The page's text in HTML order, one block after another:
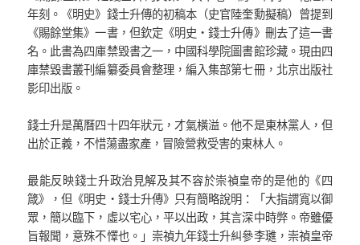
年刻。《明史》錢士升傳的初稿本（史官陸奎勳擬稿）曾提到
《賜餘堂集》一書，但欽定《明史‧錢士升傳》刪去了這一書
名。此書為四庫禁毀書之一，中國科學院圖書館珍藏。現由四
庫禁毀書叢刊編纂委員會整理，編入集部第七冊，北京出版社
影印出版。
錢士升是萬曆四十四年狀元，才氣橫溢。他不是東林黨人，但
出於正義，不惜蕩盡家產，冒險營救受害的東林人。
最能反映錢士升政治見解及其不容於崇禎皇帝的是他的《四
箴》，但《明史‧錢士升傳》只有簡略說明：「大指謂寬以御
眾，簡以臨下，虛以宅心，平以出政，其言深中時弊。帝雖優
旨報聞，意殊不懌也。」崇禎九年錢士升糾參李璡，崇禎皇帝